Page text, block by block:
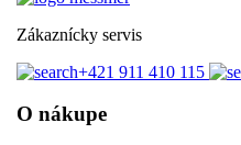
Zákaznícky servis
+421 911 410 115‬
O nákupe